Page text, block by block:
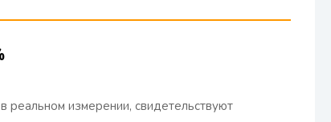
реальном измерении, свидетельствуют